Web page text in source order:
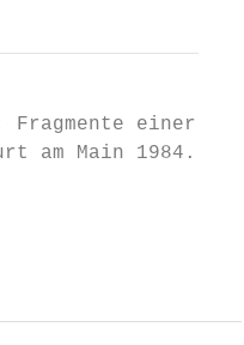
einer
am Main 1984.